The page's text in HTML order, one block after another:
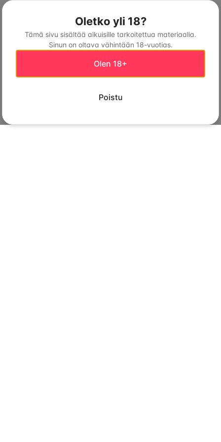
Oletko yli 18?
Tämä sivu sisältää aikuisille tarkoitettua materiaalia.
Sinun on oltava vähintään 18-vuotias.
Olen 18+
Poistu